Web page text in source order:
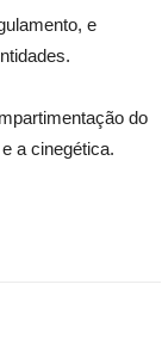
e
do
a cinegética.